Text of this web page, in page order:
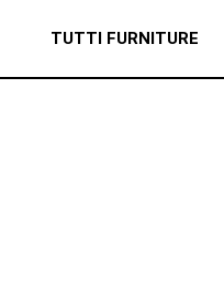
TUTTI FURNITURE